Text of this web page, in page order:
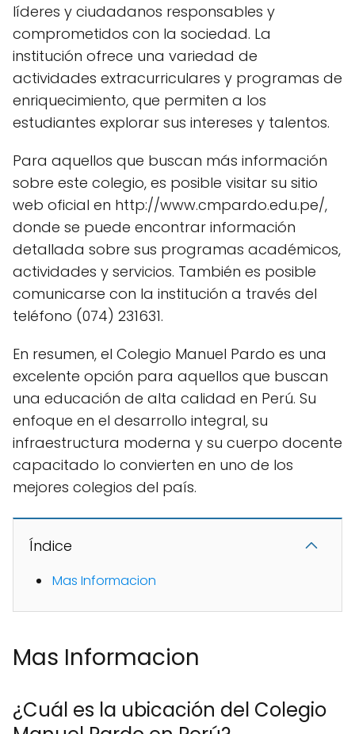
líderes y ciudadanos responsables y
comprometidos con la sociedad. La
institución ofrece una variedad de
actividades extracurriculares y programas de
enriquecimiento, que permiten a los
estudiantes explorar sus intereses y talentos.
Para aquellos que buscan más información
sobre este colegio, es posible visitar su sitio
web oficial en http://www.cmpardo.edu.pe/,
donde se puede encontrar información
detallada sobre sus programas académicos,
actividades y servicios. También es posible
comunicarse con la institución a través del
teléfono (074) 231631.
En resumen, el Colegio Manuel Pardo es una
excelente opción para aquellos que buscan
una educación de alta calidad en Perú. Su
enfoque en el desarrollo integral, su
infraestructura moderna y su cuerpo docente
capacitado lo convierten en uno de los
mejores colegios del país.
Índice
Mas Informacion
Mas Informacion
¿Cuál es la ubicación del Colegio